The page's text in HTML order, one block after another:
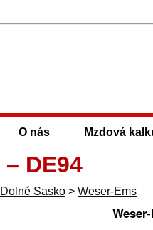
O nás Mzdová
DE94
Dolné Sasko > Weser-Ems